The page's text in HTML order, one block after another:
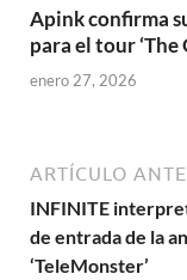
Apink confirma
para el tour ‘The
enero 27, 2026
ARTÍCULO
INFINITE
de entrada de la
‘TeleMonster’